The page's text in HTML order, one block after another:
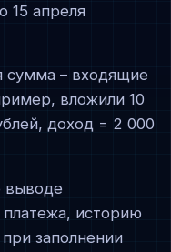
15 апреля
сумма – входящие
вложили 10
доход = 2 000
выводе
историю
заполнении